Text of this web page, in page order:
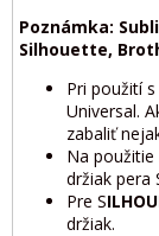
Poznámka:
Silhouette,
Pri použití
Universal.
zabaliť
Na použitie
držiak pera
Pre S
držiak.